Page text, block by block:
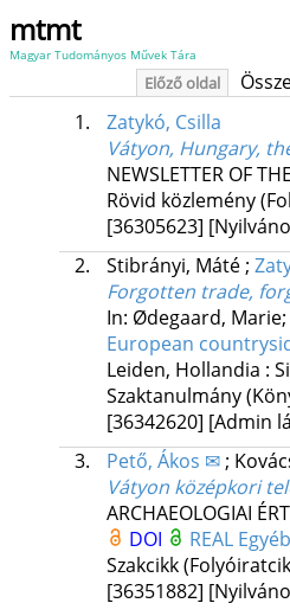
mtmt
Magyar Tudományos Művek Tára
Előző oldal
1.
Zatykó, Csilla
Vátyon, Hungary,
NEWSLETTER OF
Rövid közlemény
[36305623]
2.
Stibrányi, Máté;
Forgotten trade,
In: Ødegaard,
European
Leiden, Hollandia :
Szaktanulmány
[36342620] [Admin
3.
Pető, Ákos ✉;
Vátyon középkori
ARCHAEOLOGIAI
DOI
REAL
Szakcikk
[36351882]